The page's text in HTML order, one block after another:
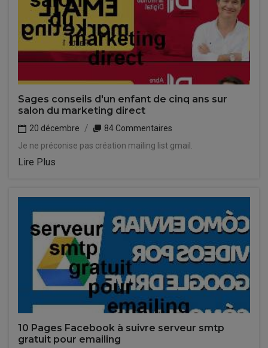
Sages conseils d'un enfant de cinq ans sur
salon du marketing direct
20 décembre
84 Commentaires
Je ne préconise pas création mailing list gmail.
Lire Plus
10 Pages Facebook à suivre serveur smtp
gratuit pour emailing